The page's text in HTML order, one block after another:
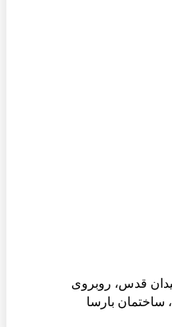
قدس، روبروی
بارسا